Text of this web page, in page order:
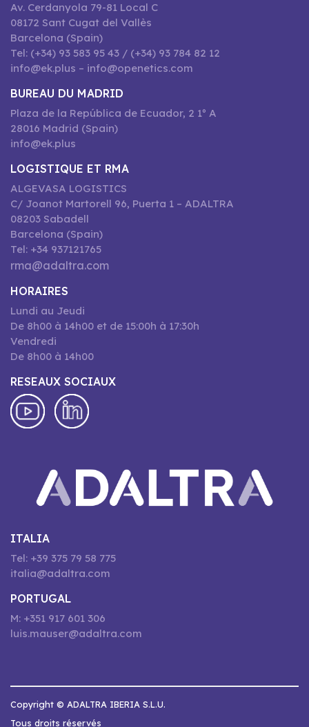
Av. Cerdanyola 79-81 Local C
08172 Sant Cugat del Vallès
Barcelona (Spain)
Tel: (+34) 93 583 95 43 / (+34) 93 784 82 12
info@ek.plus – info@openetics.com
BUREAU DU MADRID
Plaza de la República de Ecuador, 2 1º A
28016 Madrid (Spain)
info@ek.plus
LOGISTIQUE ET RMA
ALGEVASA LOGISTICS
C/ Joanot Martorell 96, Puerta 1 – ADALTRA
08203 Sabadell
Barcelona (Spain)
Tel: +34 937121765
rma@adaltra.com
HORAIRES
Lundi au Jeudi
De 8h00 à 14h00 et de 15:00h à 17:30h
Vendredi
De 8h00 à 14h00
RESEAUX SOCIAUX
ITALIA
Tel: +39 375 79 58 775
italia@adaltra.com
PORTUGAL
M: +351 917 601 306
luis.mauser@adaltra.com
Copyright © ADALTRA IBERIA S.L.U.
Tous droits réservés